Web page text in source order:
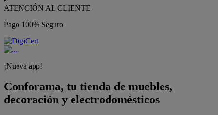
ATENCIÓN AL CLIENTE
Pago 100% Seguro
¡Nueva app!
Conforama, tu tienda de muebles,
decoración y electrodomésticos